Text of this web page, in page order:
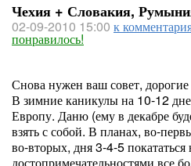
Чехия + Словакия,
02-09-2010 15:00 к
понравилось!
Снова нужен ваш совет, дорогие
В зимние каникулы на 10-12
Европу. Даню (ему в декабре
взять с собой. В планах, во-
во-вторых, дня 3-4-5